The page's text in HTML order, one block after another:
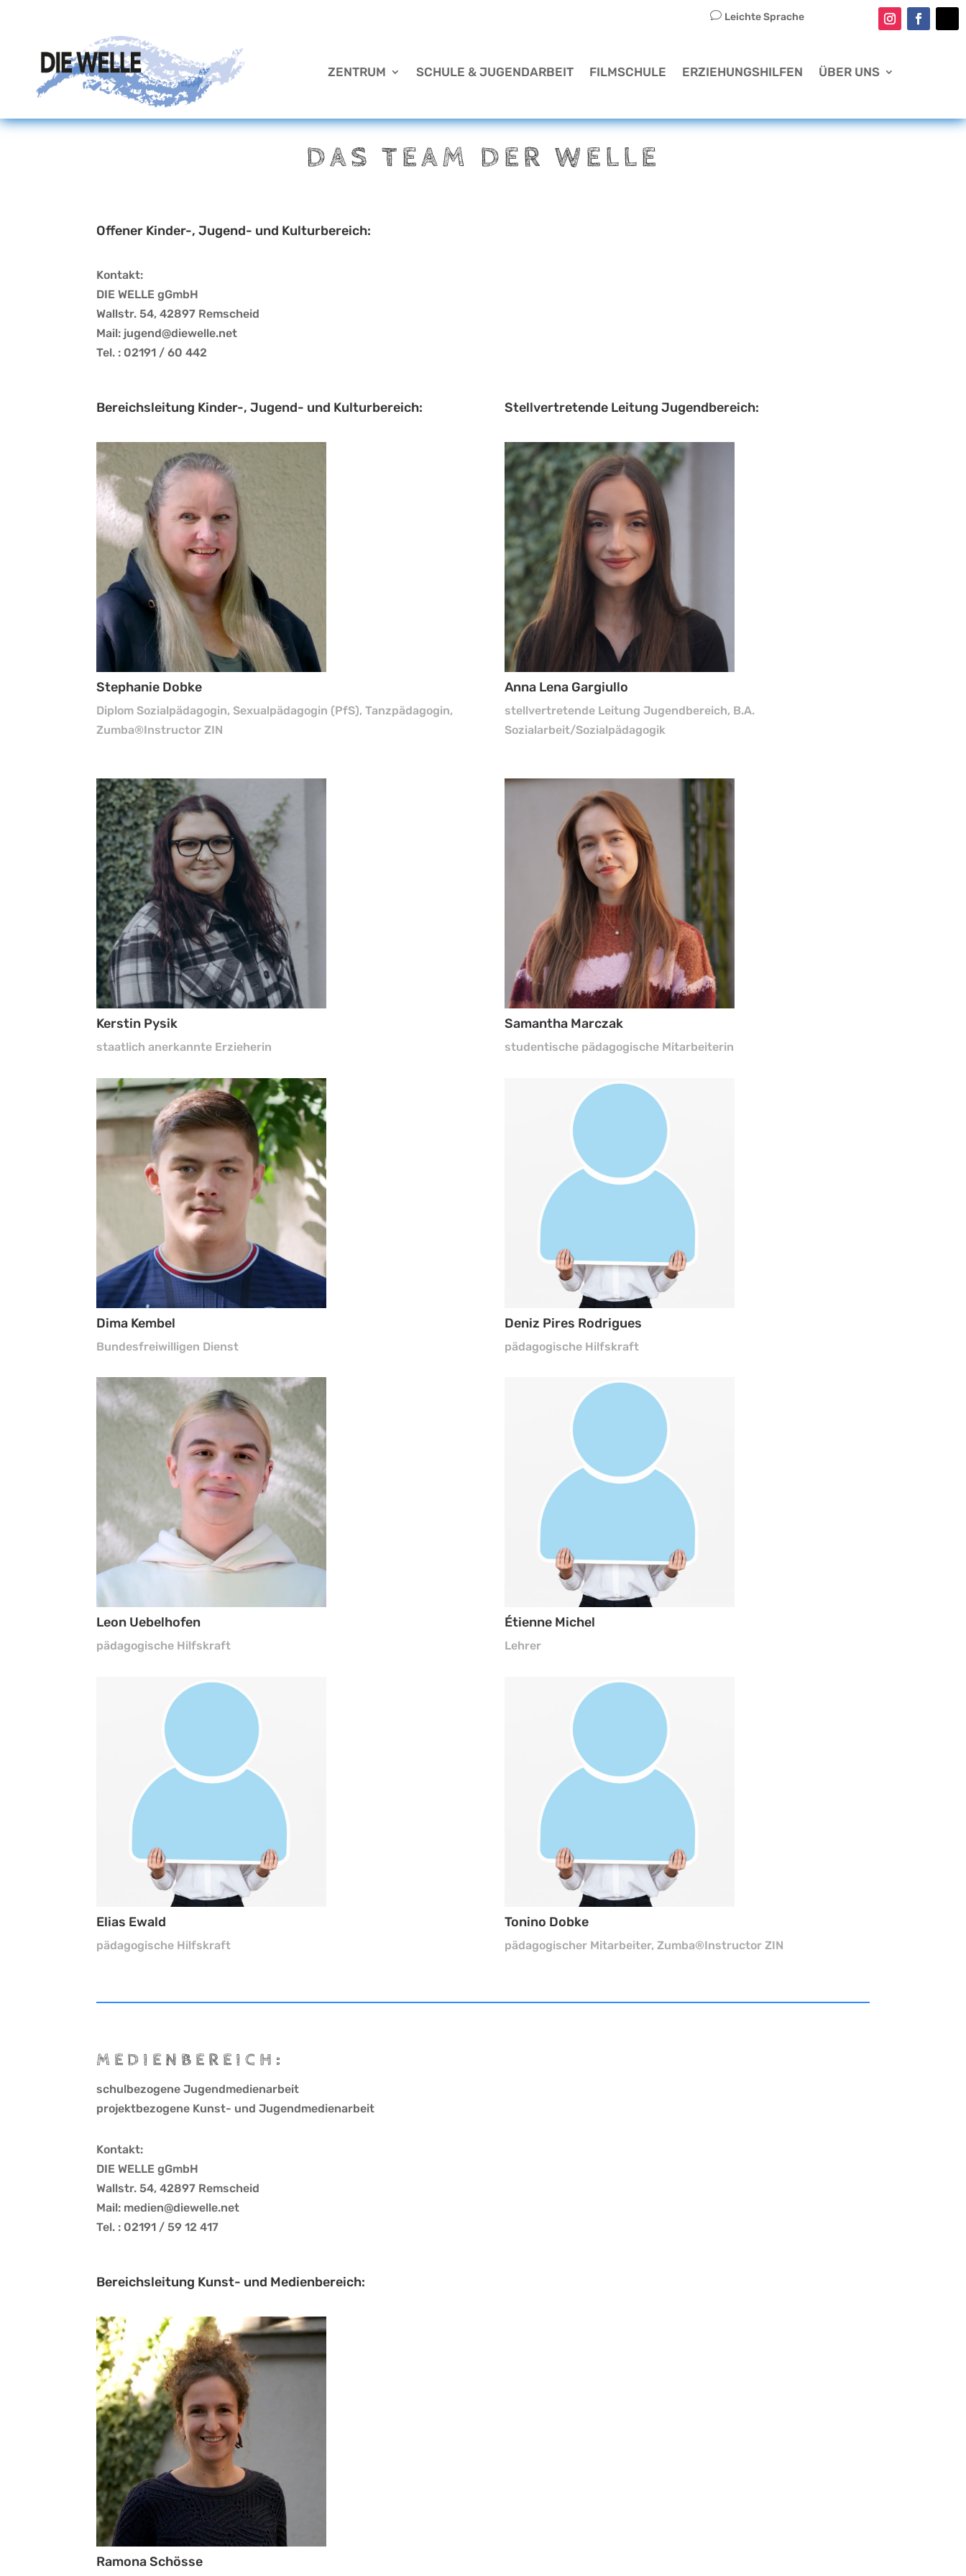
v Leichte Sprache
ZENTRUM SCHULE & JUGENDARBEIT FILMSCHULE ERZIEHUNGSHILFEN ÜBER UNS
DAS TEAM DER WELLE
Offener Kinder-, Jugend- und Kulturbereich:
Kontakt:
DIE WELLE gGmbH
Wallstr. 54, 42897 Remscheid
Mail: jugend@diewelle.net
Tel. : 02191 / 60 442
Bereichsleitung Kinder-, Jugend- und Kulturbereich:
Stephanie Dobke
Diplom Sozialpädagogin, Sexualpädagogin (PfS), Tanzpädagogin,
Zumba®Instructor ZIN
Stellvertretende Leitung Jugendbereich:
Anna Lena Gargiullo
stellvertretende Leitung Jugendbereich, B.A.
Sozialarbeit/Sozialpädagogik
Kerstin Pysik
staatlich anerkannte Erzieherin
Dima Kembel
Bundesfreiwilligen Dienst
Leon Uebelhofen
pädagogische Hilfskraft
Elias Ewald
pädagogische Hilfskraft
Samantha Marczak
studentische pädagogische Mitarbeiterin
Deniz Pires Rodrigues
pädagogische Hilfskraft
Étienne Michel
Lehrer
Tonino Dobke
pädagogischer Mitarbeiter, Zumba®Instructor ZIN
MEDIENBEREICH:
schulbezogene Jugendmedienarbeit
projektbezogene Kunst- und Jugendmedienarbeit
Kontakt:
DIE WELLE gGmbH
Wallstr. 54, 42897 Remscheid
Mail: medien@diewelle.net
Tel. : 02191 / 59 12 417
Bereichsleitung Kunst- und Medienbereich:
Ramona Schösse